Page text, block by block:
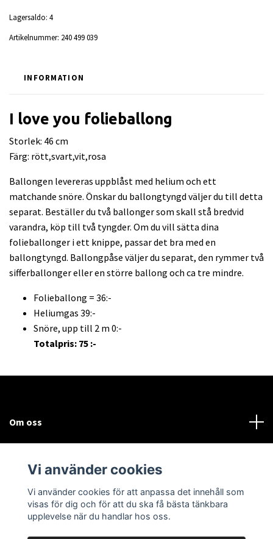
Lagersaldo: 4
Artikelnummer: 240 499 039
INFORMATION
I love you folieballong
Storlek: 46 cm
Färg: rött,svart,vit,rosa
Ballongen levereras uppblåst med helium och ett
matchande snöre. Önskar du ballongtyngd väljer du till detta
separat. Beställer du två ballonger som skall stå bredvid
varandra, köp till två tyngder. Om du vill sätta dina
folieballonger i ett knippe, passar det bra med en
ballongtyngd. Ballongpåse väljer du separat, den rymmer två
sifferballonger eller en större ballong och ca tre mindre.
Folieballong = 36:-
Heliumgas 39:-
Snöre, upp till 2 m 0:-
Totalpris: 75 :-
Om oss
Sociala medier
Vi använder cookies
Vi använder cookies för att anpassa det innehåll som
visas för dig och för att du ska få bästa tänkbara
upplevelse när du handlar hos oss.